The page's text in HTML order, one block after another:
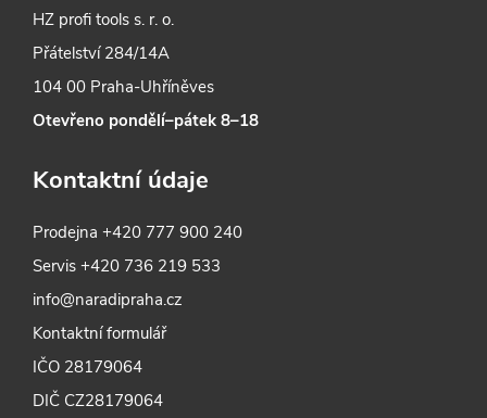
HZ profi tools s. r. o.
Přátelství 284/14A
104 00 Praha-Uhříněves
Otevřeno pondělí–pátek 8–18
Kontaktní údaje
Prodejna+420 777 900 240
Servis+420 736 219 533
info@naradipraha.cz
Kontaktní formulář
IČO 28179064
DIČ CZ28179064